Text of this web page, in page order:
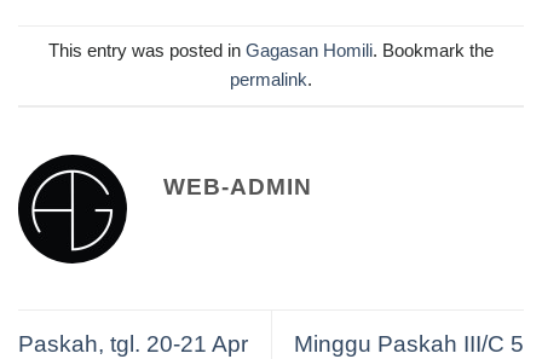
This entry was posted in Gagasan Homili. Bookmark the
permalink.
WEB-ADMIN
Paskah, tgl. 20-21 Apr
Minggu Paskah III/C 5